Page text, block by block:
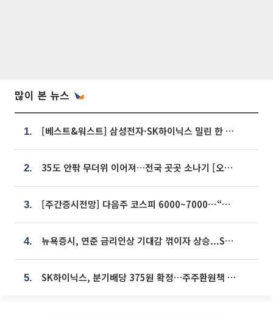
많이 본 뉴스
1. [베스트&워스트] 삼성전자·SK하이닉스 밀린 한 주…상상인증권은 85% 급등
2. 35도 안팎 무더위 이어져…전국 곳곳 소나기 [오늘 날씨]
3. [주간증시전망] 다음주 코스피 6000~7000⋯“外人 수급은 정책이 변수”
4. 뉴욕증시, 연준 금리인상 기대감 꺾이자 상승...S&P500 사상 최고치 [종합]
5. SK하이닉스, 분기배당 375원 확정…주주환원책 9월로 앞당겨 발표